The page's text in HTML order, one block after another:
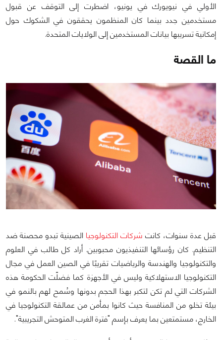
الأولي في نيويورك في يونيو، اضطرت إلى التوقف عن قبول
مستخدمين جدد بينما كان المنظمون يحققون في الشكوك حول
إمكانية تسريبها بيانات المستخدمين إلى الولايات المتحدة.
ما القصة
قبل عدة سنوات، كانت شركات التكنولوجيا الصينية تبدو محصنة ضد
التنظيم. كان رؤسائها التنفيذيون محبوبين. أراد كل طالب في العلوم
والتكنولوجيا والهندسة والرياضيات تقريبًا في الصين العمل في مجال
التكنولوجيا الاستهلاكية وليس في الأجهزة كما فضلّت الحكومة هذه
الشركات التي لم تكن لتكبر بهذا الحجم بدونها وسُمح لهم بالنمو في
بيئة تخلو من المنافسة حيث كانوا بمأمن من عمالقة التكنولوجيا في
الخارج، مستمتعين بما يعرف بإسم "فترة الغرب المتوحش التجريبية".